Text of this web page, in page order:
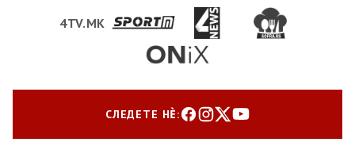
4TV.MK
СЛЕДЕТЕ НЀ: